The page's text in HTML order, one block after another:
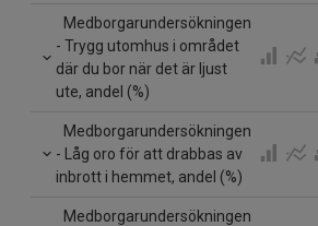
Medborgarundersökningen
- Trygg utomhus i området
där du bor när det är ljust
ute, andel (%)
Medborgarundersökningen
- Låg oro för att drabbas av
inbrott i hemmet, andel (%)
Medborgarundersökningen